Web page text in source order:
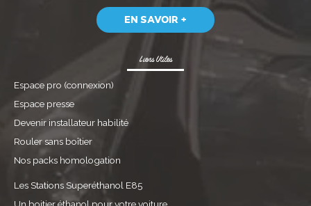
EN SAVOIR +
Liens Utiles
Espace pro (connexion)
Espace presse
Devenir installateur habilité
Rouler sans boîtier
Nos packs homologation
Les Stations Superéthanol E85